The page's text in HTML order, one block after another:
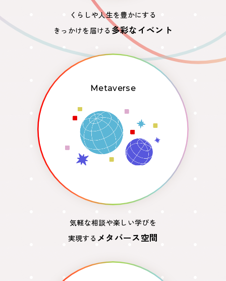
くらしや人生を豊かにする
きっかけを届ける 多彩なイベント
Metaverse
気軽な相談や楽しい学びを
実現する メタバース空間